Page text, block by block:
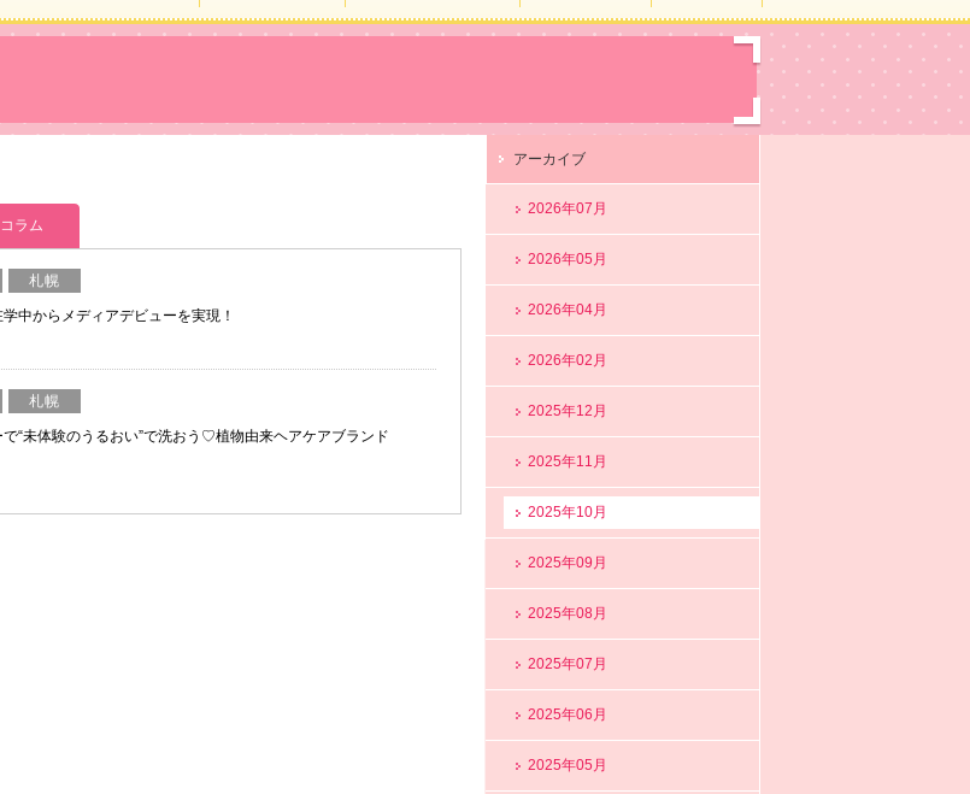
コラム
札幌
中からメディアデビューを実現！
札幌
“未体験のうるおい”で洗おう♡植物由来ヘアケアブランド
アーカイブ
2026年07月
2026年05月
2026年04月
2026年02月
2025年12月
2025年11月
2025年10月
2025年09月
2025年08月
2025年07月
2025年06月
2025年05月